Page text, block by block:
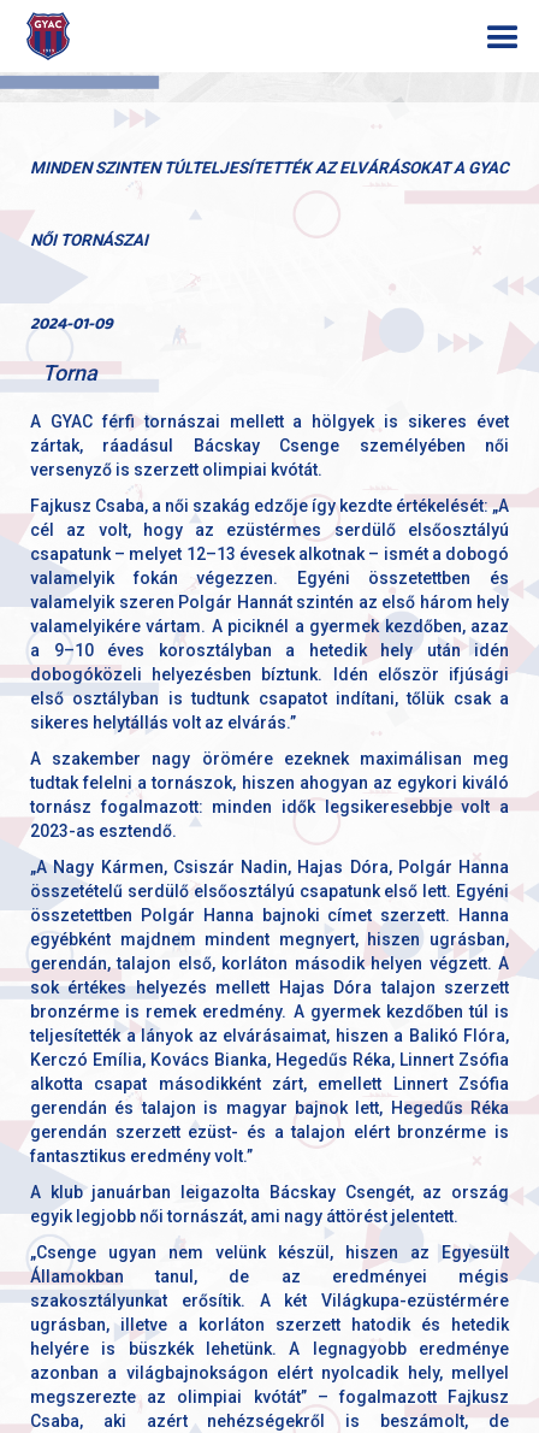
MINDEN SZINTEN TÚLTELJESÍTETTÉK AZ ELVÁRÁSOKAT A GYAC
NŐI TORNÁSZAI
2024-01-09
Torna
A GYAC férfi tornászai mellett a hölgyek is sikeres évet
zártak, ráadásul Bácskay Csenge személyében női
versenyző is szerzett olimpiai kvótát.
Fajkusz Csaba, a női szakág edzője így kezdte értékelését: „A
cél az volt, hogy az ezüstérmes serdülő elsőosztályú
csapatunk – melyet 12–13 évesek alkotnak – ismét a dobogó
valamelyik fokán végezzen. Egyéni összetettben és
valamelyik szeren Polgár Hannát szintén az első három hely
valamelyikére vártam. A piciknél a gyermek kezdőben, azaz
a 9–10 éves korosztályban a hetedik hely után idén
dobogóközeli helyezésben bíztunk. Idén először ifjúsági
első osztályban is tudtunk csapatot indítani, tőlük csak a
sikeres helytállás volt az elvárás.”
A szakember nagy örömére ezeknek maximálisan meg
tudtak felelni a tornászok, hiszen ahogyan az egykori kiváló
tornász fogalmazott: minden idők legsikeresebbje volt a
2023-as esztendő.
„A Nagy Kármen, Csiszár Nadin, Hajas Dóra, Polgár Hanna
összetételű serdülő elsőosztályú csapatunk első lett. Egyéni
összetettben Polgár Hanna bajnoki címet szerzett. Hanna
egyébként majdnem mindent megnyert, hiszen ugrásban,
gerendán, talajon első, korláton második helyen végzett. A
sok értékes helyezés mellett Hajas Dóra talajon szerzett
bronzérme is remek eredmény. A gyermek kezdőben túl is
teljesítették a lányok az elvárásaimat, hiszen a Balikó Flóra,
Kerczó Emília, Kovács Bianka, Hegedűs Réka, Linnert Zsófia
alkotta csapat másodikként zárt, emellett Linnert Zsófia
gerendán és talajon is magyar bajnok lett, Hegedűs Réka
gerendán szerzett ezüst- és a talajon elért bronzérme is
fantasztikus eredmény volt.”
A klub januárban leigazolta Bácskay Csengét, az ország
egyik legjobb női tornászát, ami nagy áttörést jelentett.
„Csenge ugyan nem velünk készül, hiszen az Egyesült
Államokban tanul, de az eredményei mégis
szakosztályunkat erősítik. A két Világkupa-ezüstérmére
ugrásban, illetve a korláton szerzett hatodik és hetedik
helyére is büszkék lehetünk. A legnagyobb eredménye
azonban a világbajnokságon elért nyolcadik hely, mellyel
megszerezte az olimpiai kvótát” – fogalmazott Fajkusz
Csaba, aki azért nehézségekről is beszámolt, de